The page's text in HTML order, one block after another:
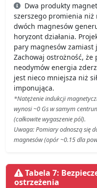
Dwa produkty
szerszego promienia niż
dwóch magnesów
horyzont działania.
pary magnesów
Zachowaj ostrożność,
neodymów energia
jest nieco mniejsza niż
imponująca.
*Natężenie indukcji
wynosi ~0 Gs w samym
(całkowite wygaszenie pól).
Uwaga: Pomiary odnoszą się
magnesów (opór ~0.15 dla
Tabela 7:
ostrzeżenia